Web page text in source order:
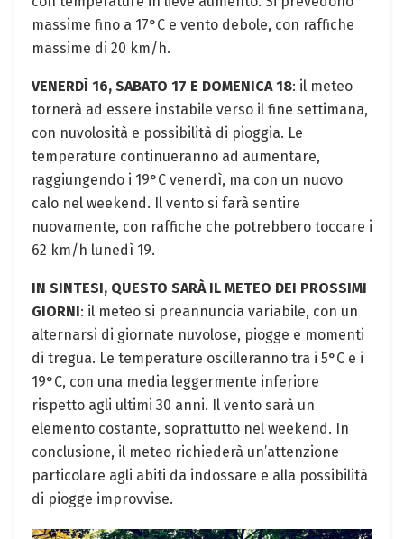
massime fino a 17°C e vento debole, con raffiche
massime di 20 km/h.
VENERDÌ 16, SABATO 17 E DOMENICA 18: il meteo
tornerà ad essere instabile verso il fine settimana,
con nuvolosità e possibilità di pioggia. Le
temperature continueranno ad aumentare,
raggiungendo i 19°C venerdì, ma con un nuovo
calo nel weekend. Il vento si farà sentire
nuovamente, con raffiche che potrebbero toccare i
62 km/h lunedì 19.
IN SINTESI, QUESTO SARÀ IL METEO DEI PROSSIMI
GIORNI: il meteo si preannuncia variabile, con un
alternarsi di giornate nuvolose, piogge e momenti
di tregua. Le temperature oscilleranno tra i 5°C e i
19°C, con una media leggermente inferiore
rispetto agli ultimi 30 anni. Il vento sarà un
elemento costante, soprattutto nel weekend. In
conclusione, il meteo richiederà un’attenzione
particolare agli abiti da indossare e alla possibilità
di piogge improvvise.